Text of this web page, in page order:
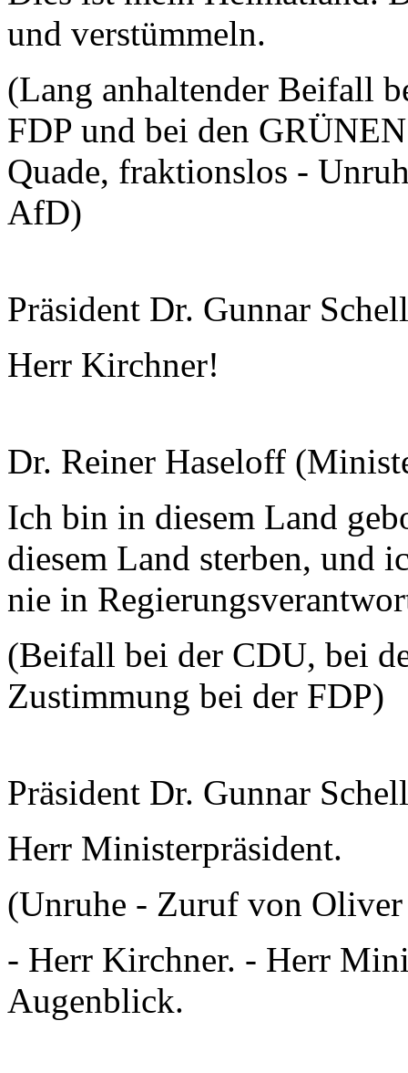
und verstümmeln.
(Lang anhaltender Beifall
FDP und bei den
Quade, fraktionslos -
AfD)
Präsident Dr. Gunnar
Herr Kirchner!
Dr. Reiner Haseloff
Ich bin in diesem Land
diesem Land sterben, und
nie in
(Beifall bei der CDU, bei
Zustimmung bei der FDP)
Präsident Dr. Gunnar
Herr Ministerpräsident.
(Unruhe - Zuruf von
- Herr Kirchner. - Herr
Augenblick.